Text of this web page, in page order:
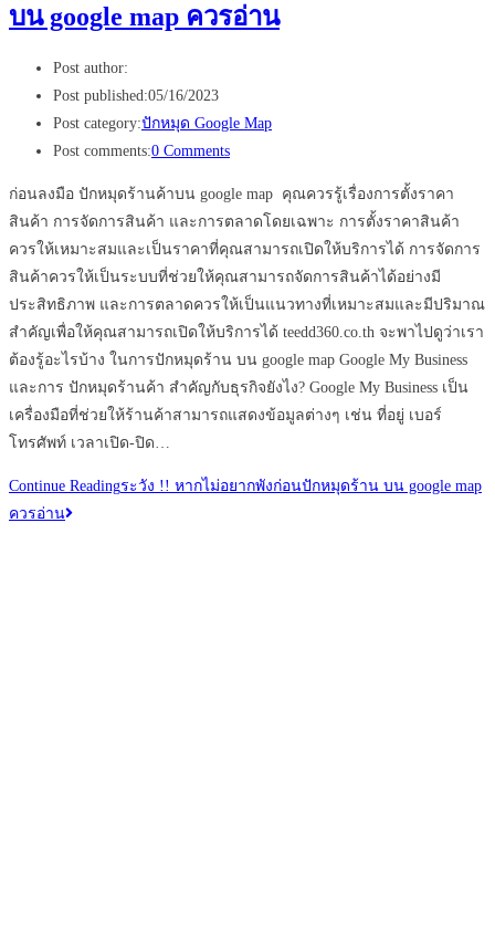
บน google map ควรอ่าน
Post author:
Post published:05/16/2023
Post category:ปักหมุด Google Map
Post comments:0 Comments
ก่อนลงมือ ปักหมุดร้านค้าบน google map คุณควรรู้เรื่องการตั้งราคา
สินค้า การจัดการสินค้า และการตลาดโดยเฉพาะ การตั้งราคาสินค้า
ควรให้เหมาะสมและเป็นราคาที่คุณสามารถเปิดให้บริการได้ การจัดการ
สินค้าควรให้เป็นระบบที่ช่วยให้คุณสามารถจัดการสินค้าได้อย่างมี
ประสิทธิภาพ และการตลาดควรให้เป็นแนวทางที่เหมาะสมและมีปริมาณ
สำคัญเพื่อให้คุณสามารถเปิดให้บริการได้ teedd360.co.th จะพาไปดูว่าเรา
ต้องรู้อะไรบ้าง ในการปักหมุดร้าน บน google map Google My Business
และการ ปักหมุดร้านค้า สำคัญกับธุรกิจยังไง? Google My Business เป็น
เครื่องมือที่ช่วยให้ร้านค้าสามารถแสดงข้อมูลต่างๆ เช่น ที่อยู่ เบอร์
โทรศัพท์ เวลาเปิด-ปิด…
Continue Readingระวัง !! หากไม่อยากพังก่อนปักหมุดร้าน บน google map
ควรอ่าน